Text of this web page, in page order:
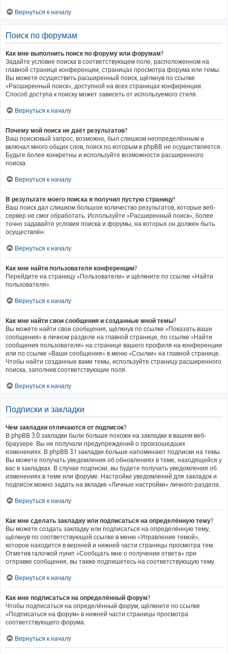
Вернуться к началу
Поиск по форумам
Как мне выполнить поиск по форуму или форумам?
Задайте условие поиска в соответствующем поле, расположенном на
главной странице конференции, страницах просмотра форума или темы.
Вы можете осуществить расширенный поиск, щёлкнув по ссылке
«Расширенный поиск», доступной на всех страницах конференции.
Способ доступа к поиску может зависеть от используемого стиля.
Вернуться к началу
Почему мой поиск не даёт результатов?
Ваш поисковый запрос, возможно, был слишком неопределённым и
включал много общих слов, поиск по которым в phpBB не осуществляется.
Будьте более конкретны и используйте возможности расширенного
поиска.
Вернуться к началу
В результате моего поиска я получил пустую страницу!
Ваш поиск дал слишком большое количество результатов, которые веб-
сервер не смог обработать. Используйте «Расширенный поиск», более
точно задавайте условия поиска и форумы, на которых он должен быть
осуществлён.
Вернуться к началу
Как мне найти пользователя конференции?
Перейдите на страницу «Пользователи» и щёлкните по ссылке «Найти
пользователя».
Вернуться к началу
Как мне найти свои сообщения и созданные мной темы?
Вы можете найти свои сообщения, щёлкнув по ссылке «Показать ваши
сообщения» в личном разделе на главной странице, по ссылке «Найти
сообщения пользователя» на странице вашего профиля на конференции
или по ссылке «Ваши сообщения» в меню «Ссылки» на главной странице.
Чтобы найти созданные вами темы, используйте страницу расширенного
поиска, заполнив соответствующие поля.
Вернуться к началу
Подписки и закладки
Чем закладки отличаются от подписок?
В phpBB 3.0 закладки были больше похожи на закладки в вашем веб-
браузере. Вы не получали предупреждений о произошедших
изменениях. В phpBB 3.1 закладки больше напоминают подписки на темы.
Вы можете получать уведомления об обновлениях в теме, находящейся у
вас в закладках. В случае подписки, вы будете получать уведомления об
изменениях в теме или форуме. Настройки уведомлений для закладок и
подписок можно задать на вкладке «Личные настройки» личного раздела.
Вернуться к началу
Как мне сделать закладку или подписаться на определённую тему?
Вы можете создать закладку или подписаться на определённую тему,
щёлкнув по соответствующей ссылке в меню «Управление темой»,
которое находится в верхней и нижней части страницы просмотра тем.
Отметив галочкой пункт «Сообщать мне о получении ответа» при
отправке сообщения, вы также подпишетесь на соответствующую тему.
Вернуться к началу
Как мне подписаться на определённый форум?
Чтобы подписаться на определённый форум, щёлкните по ссылке
«Подписаться на форум» в нижней части страницы просмотра
соответствующего форума.
Вернуться к началу